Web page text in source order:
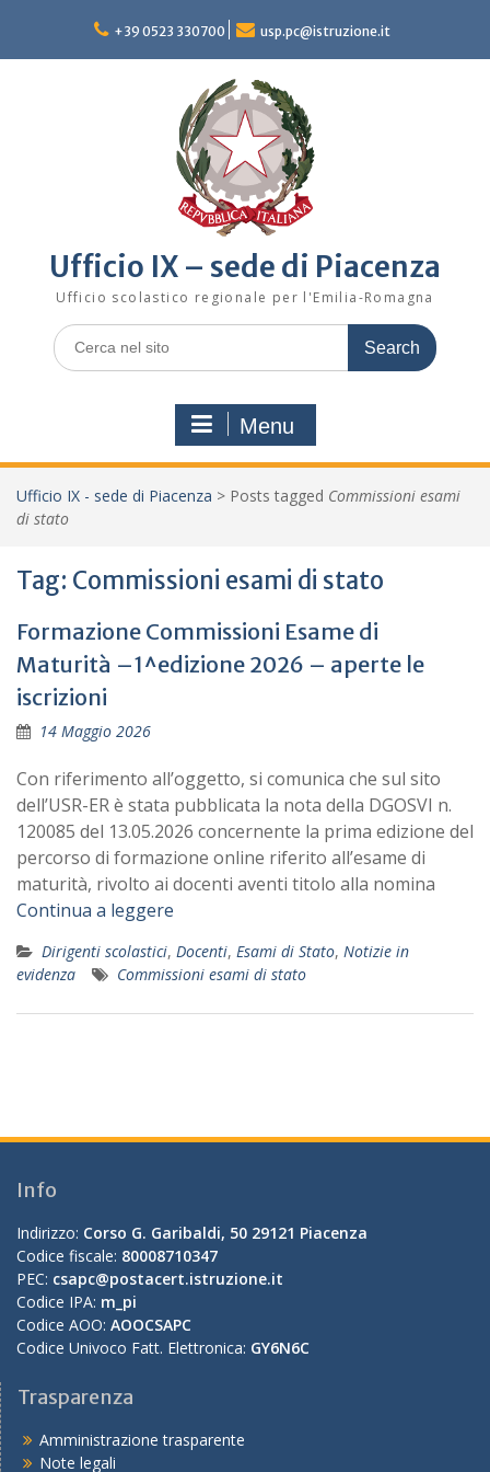
content
+39 0523 330700 usp.pc@istruzione.it
Ufficio IX – sede di Piacenza
Ufficio scolastico regionale per l'Emilia-Romagna
Search
for:
Menu
Ufficio IX - sede di Piacenza > Posts tagged Commissioni esami
di stato
Tag: Commissioni esami di stato
Formazione Commissioni Esame di
Maturità –1^edizione 2026 – aperte le
iscrizioni
14 Maggio 2026
Con riferimento all’oggetto, si comunica che sul sito
dell’USR-ER è stata pubblicata la nota della DGOSVI n.
120085 del 13.05.2026 concernente la prima edizione del
percorso di formazione online riferito all’esame di
maturità, rivolto ai docenti aventi titolo alla nomina
Continua a leggere
Dirigenti scolastici, Docenti, Esami di Stato, Notizie in
evidenza
Commissioni esami di stato
Info
Indirizzo: Corso G. Garibaldi, 50 29121 Piacenza
Codice fiscale: 80008710347
PEC: csapc@postacert.istruzione.it
Codice IPA: m_pi
Codice AOO: AOOCSAPC
Codice Univoco Fatt. Elettronica: GY6N6C
Trasparenza
Amministrazione trasparente
Note legali